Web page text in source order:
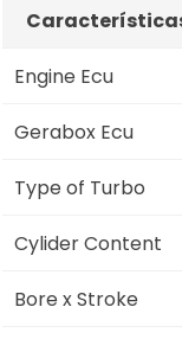
Engine Ecu
Gerabox Ecu
Type of Turbo
Cylider Content
Bore x Stroke